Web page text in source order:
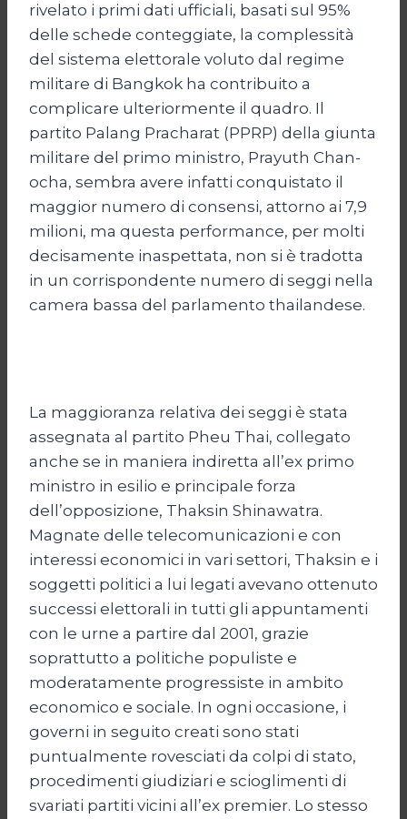
rivelato i primi dati ufficiali, basati sul 95%
delle schede conteggiate, la complessità
del sistema elettorale voluto dal regime
militare di Bangkok ha contribuito a
complicare ulteriormente il quadro. Il
partito Palang Pracharat (PPRP) della giunta
militare del primo ministro, Prayuth Chan-
ocha, sembra avere infatti conquistato il
maggior numero di consensi, attorno ai 7,9
milioni, ma questa performance, per molti
decisamente inaspettata, non si è tradotta
in un corrispondente numero di seggi nella
camera bassa del parlamento thailandese.
La maggioranza relativa dei seggi è stata
assegnata al partito Pheu Thai, collegato
anche se in maniera indiretta all’ex primo
ministro in esilio e principale forza
dell’opposizione, Thaksin Shinawatra.
Magnate delle telecomunicazioni e con
interessi economici in vari settori, Thaksin e i
soggetti politici a lui legati avevano ottenuto
successi elettorali in tutti gli appuntamenti
con le urne a partire dal 2001, grazie
soprattutto a politiche populiste e
moderatamente progressiste in ambito
economico e sociale. In ogni occasione, i
governi in seguito creati sono stati
puntualmente rovesciati da colpi di stato,
procedimenti giudiziari e scioglimenti di
svariati partiti vicini all’ex premier. Lo stesso